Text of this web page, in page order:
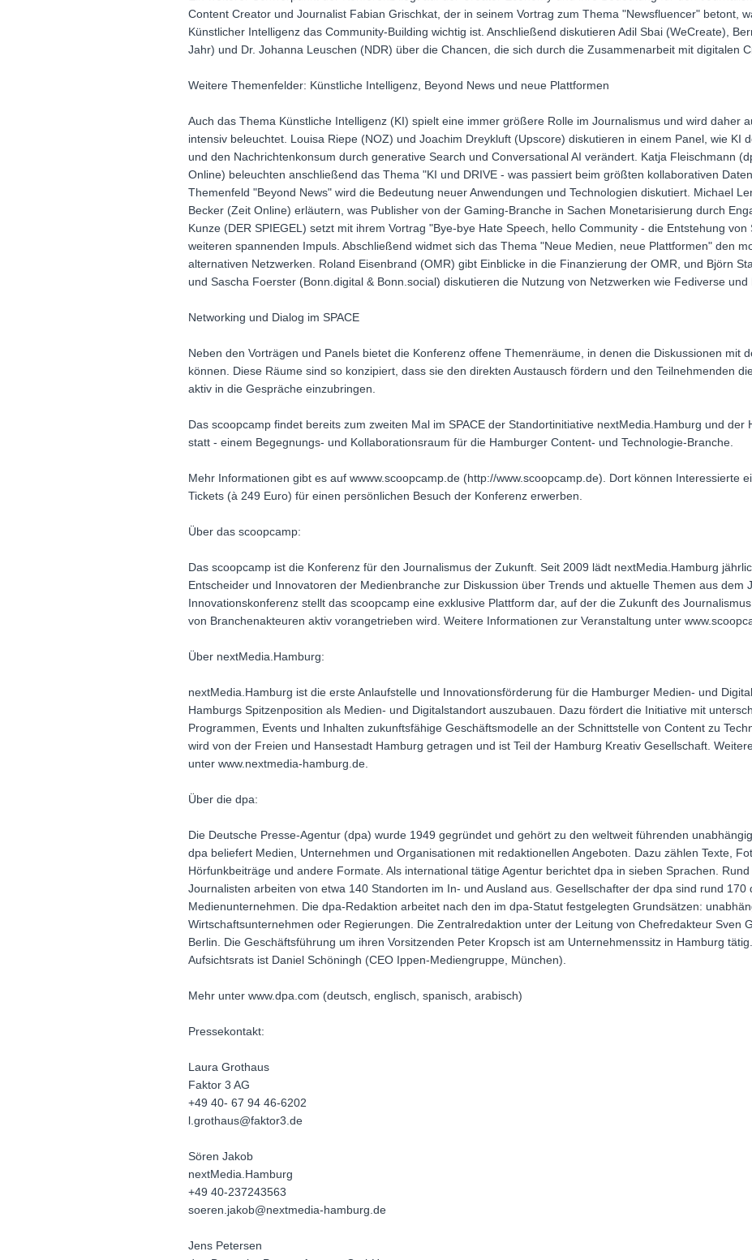
Content Creator und Journalist Fabian Grischkat, der in seinem Vortrag zum Thema "Newsfluencer" betont,
Künstlicher Intelligenz das Community-Building wichtig ist. Anschließend diskutieren Adil Sbai (WeCreate),
Jahr) und Dr. Johanna Leuschen (NDR) über die Chancen, die sich durch die Zusammenarbeit mit digitalen
Weitere Themenfelder: Künstliche Intelligenz, Beyond News und neue Plattformen
Auch das Thema Künstliche Intelligenz (KI) spielt eine immer größere Rolle im Journalismus und wird daher
intensiv beleuchtet. Louisa Riepe (NOZ) und Joachim Dreykluft (Upscore) diskutieren in einem Panel, wie KI
und den Nachrichtenkonsum durch generative Search und Conversational AI verändert. Katja Fleischmann
Online) beleuchten anschließend das Thema "KI und DRIVE - was passiert beim größten kollaborativen
Themenfeld "Beyond News" wird die Bedeutung neuer Anwendungen und Technologien diskutiert. Michael
Becker (Zeit Online) erläutern, was Publisher von der Gaming-Branche in Sachen Monetarisierung durch
Kunze (DER SPIEGEL) setzt mit ihrem Vortrag "Bye-bye Hate Speech, hello Community - die Entstehung von
weiteren spannenden Impuls. Abschließend widmet sich das Thema "Neue Medien, neue Plattformen" den
alternativen Netzwerken. Roland Eisenbrand (OMR) gibt Einblicke in die Finanzierung der OMR, und Björn
und Sascha Foerster (Bonn.digital & Bonn.social) diskutieren die Nutzung von Netzwerken wie Fediverse
Networking und Dialog im SPACE
Neben den Vorträgen und Panels bietet die Konferenz offene Themenräume, in denen die Diskussionen mit
können. Diese Räume sind so konzipiert, dass sie den direkten Austausch fördern und den Teilnehmenden
aktiv in die Gespräche einzubringen.
Das scoopcamp findet bereits zum zweiten Mal im SPACE der Standortinitiative nextMedia.Hamburg und der
statt - einem Begegnungs- und Kollaborationsraum für die Hamburger Content- und Technologie-Branche.
Mehr Informationen gibt es auf wwww.scoopcamp.de (http://www.scoopcamp.de). Dort können Interessierte
Tickets (à 249 Euro) für einen persönlichen Besuch der Konferenz erwerben.
Über das scoopcamp:
Das scoopcamp ist die Konferenz für den Journalismus der Zukunft. Seit 2009 lädt nextMedia.Hamburg
Entscheider und Innovatoren der Medienbranche zur Diskussion über Trends und aktuelle Themen aus dem
Innovationskonferenz stellt das scoopcamp eine exklusive Plattform dar, auf der die Zukunft des
von Branchenakteuren aktiv vorangetrieben wird. Weitere Informationen zur Veranstaltung unter
Über nextMedia.Hamburg:
nextMedia.Hamburg ist die erste Anlaufstelle und Innovationsförderung für die Hamburger Medien- und
Hamburgs Spitzenposition als Medien- und Digitalstandort auszubauen. Dazu fördert die Initiative mit
Programmen, Events und Inhalten zukunftsfähige Geschäftsmodelle an der Schnittstelle von Content zu
wird von der Freien und Hansestadt Hamburg getragen und ist Teil der Hamburg Kreativ Gesellschaft.
unter www.nextmedia-hamburg.de.
Über die dpa:
Die Deutsche Presse-Agentur (dpa) wurde 1949 gegründet und gehört zu den weltweit führenden
dpa beliefert Medien, Unternehmen und Organisationen mit redaktionellen Angeboten. Dazu zählen Texte,
Hörfunkbeiträge und andere Formate. Als international tätige Agentur berichtet dpa in sieben Sprachen.
Journalisten arbeiten von etwa 140 Standorten im In- und Ausland aus. Gesellschafter der dpa sind rund 170
Medienunternehmen. Die dpa-Redaktion arbeitet nach den im dpa-Statut festgelegten Grundsätzen:
Wirtschaftsunternehmen oder Regierungen. Die Zentralredaktion unter der Leitung von Chefredakteur Sven
Berlin. Die Geschäftsführung um ihren Vorsitzenden Peter Kropsch ist am Unternehmenssitz in Hamburg
Aufsichtsrats ist Daniel Schöningh (CEO Ippen-Mediengruppe, München).
Mehr unter www.dpa.com (deutsch, englisch, spanisch, arabisch)
Pressekontakt:
Laura Grothaus
Faktor 3 AG
+49 40- 67 94 46-6202
l.grothaus@faktor3.de
Sören Jakob
nextMedia.Hamburg
+49 40-237243563
soeren.jakob@nextmedia-hamburg.de
Jens Petersen